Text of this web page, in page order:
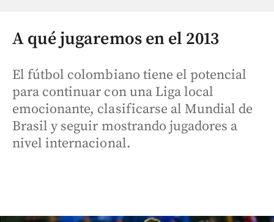
A qué jugaremos en el 2013
El fútbol colombiano tiene el potencial
para continuar con una Liga local
emocionante, clasificarse al Mundial de
Brasil y seguir mostrando jugadores a
nivel internacional.